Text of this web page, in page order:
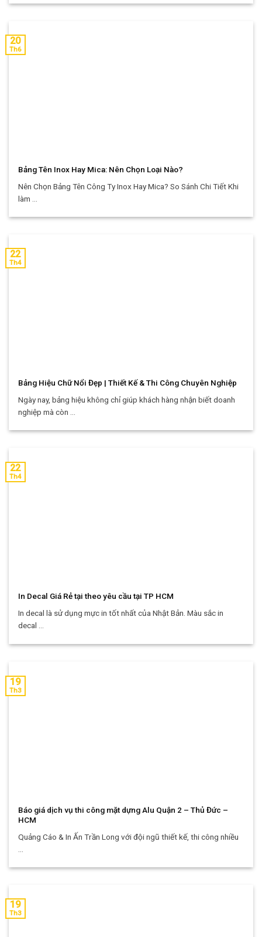
Bảng Tên Inox Hay Mica: Nên Chọn Loại Nào?
Nên Chọn Bảng Tên Công Ty Inox Hay Mica? So Sánh Chi Tiết Khi
làm ...
20
Th6
Bảng Hiệu Chữ Nổi Đẹp | Thiết Kế & Thi Công Chuyên Nghiệp
Ngày nay, bảng hiệu không chỉ giúp khách hàng nhận biết doanh
nghiệp mà còn ...
22
Th4
In Decal Giá Rẻ tại theo yêu cầu tại TP HCM
In decal là sử dụng mực in tốt nhất của Nhật Bản. Màu sắc in
decal ...
22
Th4
Báo giá dịch vụ thi công mặt dựng Alu Quận 2 – Thủ Đức –
HCM
Quảng Cáo & In Ấn Trần Long với đội ngũ thiết kế, thi công nhiều
19
Th3
19
Th3